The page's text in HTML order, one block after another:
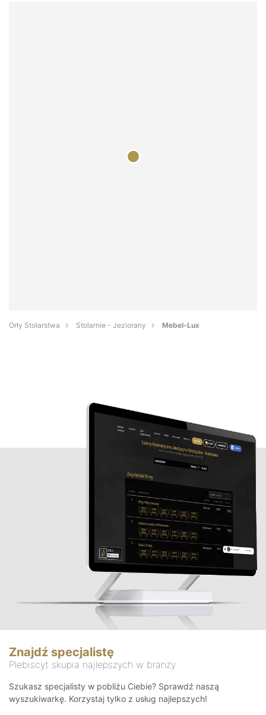
Orły Stolarstwa Stolarnie - Jeziorany Mebel-Lux
Znajdź specjalistę
Plebiscyt skupia najlepszych w branży
Szukasz specjalisty w pobliżu Ciebie? Sprawdź naszą
wyszukiwarkę. Korzystaj tylko z usług najlepszych!